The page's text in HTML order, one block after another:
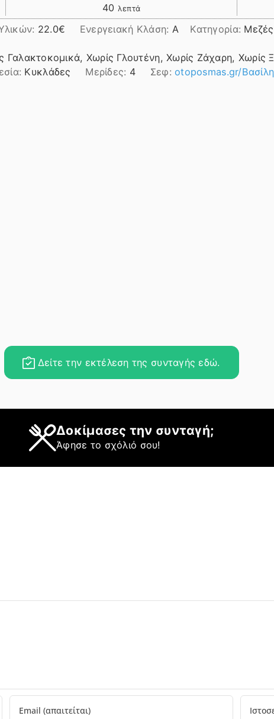
40 λεπτά
λεπτά
22.0 Ενεργειακή Κλάση: A Κατηγορία:
Γαλακτοκομικά, Χωρίς Γλουτένη, Χωρίς Ζάχαρη, Χωρίς
Κυκλάδες Μερίδες: 4 Σεφ:otoposmas.gr/
Δείτε την εκτέλεση της συνταγής εδώ.
Δοκίμασες την συνταγή;
Άφησε το σχόλιό σου!